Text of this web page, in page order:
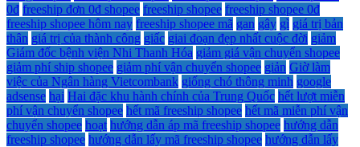
0đ freeship đơn 0đ shopee freeship shopee freeship shopee 0đ
freeship shopee hôm nay freeship shopee mã gan gây gì giá trị bản
thân giá trị của thành công giấc giai đoạn đẹp nhất cuộc đời giảm
Giám đốc bệnh viện Nhi Thanh Hóa giảm giá vận chuyển shopee
giảm phí ship shopee giảm phí vận chuyển shopee giản Giờ làm
việc của Ngân hàng Vietcombank giống chó thông minh google
adsense hại Hai đặc khu hành chính của Trung Quốc hết lượt miễn
phí vận chuyển shopee hết mã freeship shopee hết mã miễn phí vận
chuyển shopee hoạt hướng dẫn áp mã freeship shopee hướng dẫn
freeship shopee hướng dẫn lấy mã freeship shopee hướng dẫn lấy